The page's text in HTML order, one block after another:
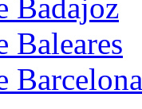
Badajoz
Baleares
Barcelona